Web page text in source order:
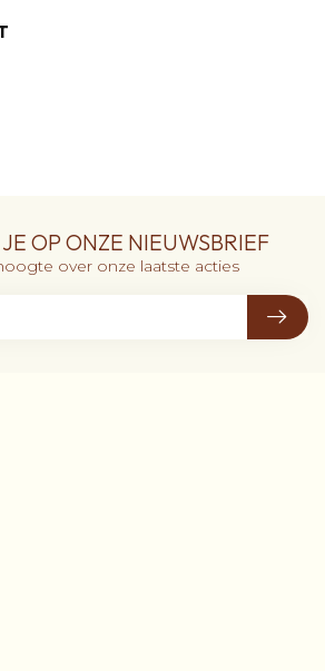
OP ONZE NIEUWSBRIEF
over onze laatste acties